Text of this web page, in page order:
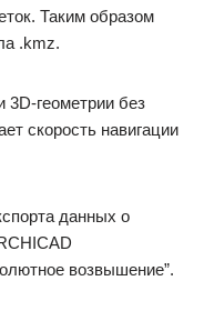
Таким образом
.kmz.
геометрии без
скорость навигации
данных о
возвышение”.